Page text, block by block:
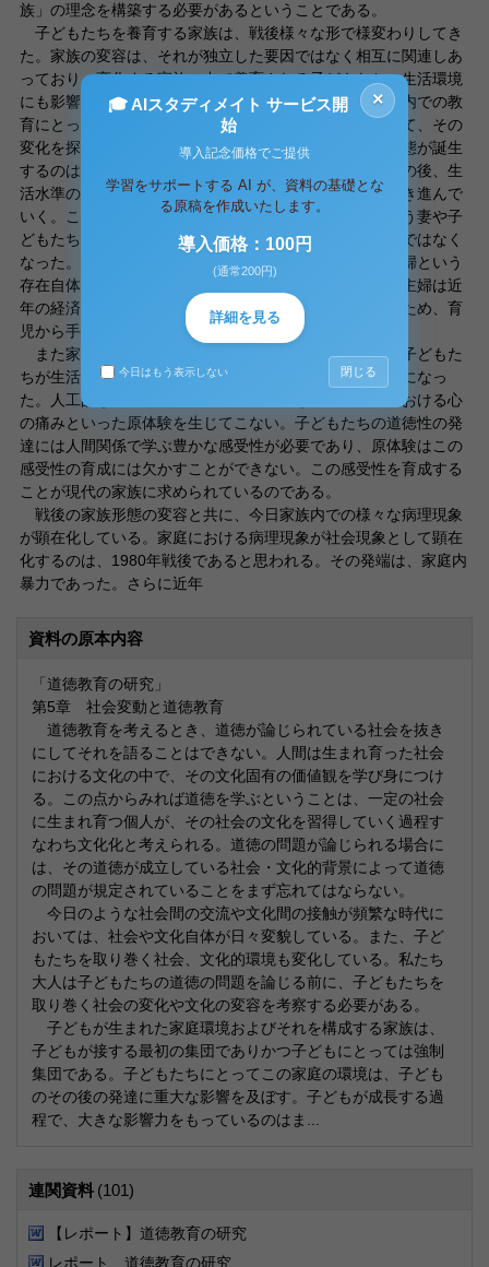
族」の理念を構築する必要があるということである。
子どもたちを養育する家族は、戦後様々な形で様変わりしてき
た。家族の変容は、それが独立した要因ではなく相互に関連しあ
っており、変化する家族の中で養育される子どもたちの生活環境
にも影響を及ぼすものである。ここで子どもたちの家庭内での教
育にとって重要な役割を果たしてきた母親に焦点を絞って、その
変化を探っていく。今日のような専業主婦と呼ばれる形態が誕生
するのは第二次世界大戦後の高度経済成長期である。その後、生
活水準の向上を背景に、日本の家族は消費型家族へと突き進んで
いく。この消費型家族では、家族の中心は「消費」を行う妻や子
どもたちであり、生産や労働にかかわる夫は家族の中心ではなく
なった。つまり父権は失墜したのである。同時に専業主婦という
存在自体にも、変化が生じている。家事から解放された主婦は近
年の経済状況や雇用状況の変化により、また自己実現のため、育
児から手が離れると社会で再び働くようになった。
また家族が生活する場においても、変化はみられる。子どもた
ちが生活する空間は、「消費」社会という人工的な空間になっ
た。人工的な空間は道徳性の発達に必要な現実の世界における心
の痛みといった原体験を生じてこない。子どもたちの道徳性の発
達には人間関係で学ぶ豊かな感受性が必要であり、原体験はこの
感受性の育成には欠かすことができない。この感受性を育成する
ことが現代の家族に求められているのである。
戦後の家族形態の変容と共に、今日家族内での様々な病理現象
が顕在化している。家庭における病理現象が社会現象として顕在
化するのは、1980年戦後であると思われる。その発端は、家庭内
暴力であった。さらに近年
資料の原本内容
「道徳教育の研究」
第5章 社会変動と道徳教育
道徳教育を考えるとき、道徳が論じられている社会を抜き
にしてそれを語ることはできない。人間は生まれ育った社会
における文化の中で、その文化固有の価値観を学び身につけ
る。この点からみれば道徳を学ぶということは、一定の社会
に生まれ育つ個人が、その社会の文化を習得していく過程す
なわち文化化と考えられる。道徳の問題が論じられる場合に
は、その道徳が成立している社会・文化的背景によって道徳
の問題が規定されていることをまず忘れてはならない。
今日のような社会間の交流や文化間の接触が頻繁な時代に
おいては、社会や文化自体が日々変貌している。また、子ど
もたちを取り巻く社会、文化的環境も変化している。私たち
大人は子どもたちの道徳の問題を論じる前に、子どもたちを
取り巻く社会の変化や文化の変容を考察する必要がある。
子どもが生まれた家庭環境およびそれを構成する家族は、
子どもが接する最初の集団でありかつ子どもにとっては強制
集団である。子どもたちにとってこの家庭の環境は、子ども
のその後の発達に重大な影響を及ぼす。子どもが成長する過
程で、大きな影響力をもっているのはま...
連関資料 (101)
【レポート】道徳教育の研究
レポート 道徳教育の研究
×
🎓 AIスタディメイト サービス開
始
導入記念価格でご提供
学習をサポートする AI が、資料の基礎とな
る原稿を作成いたします。
導入価格：100円
(通常200円)
詳細を見る
今日はもう表示しない 閉じる